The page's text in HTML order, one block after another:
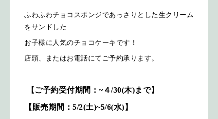
ふわふわチョコスポンジであっさりとした生クリーム
をサンドした
お子様に人気のチョコケーキです！
店頭、またはお電話にてご予約承ります。
【ご予約受付期間：~４/30(木)まで】
【販売期間：5/2(土)~5/6(水)】